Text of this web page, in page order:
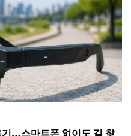
기…스마트폰 없이도 길 찾